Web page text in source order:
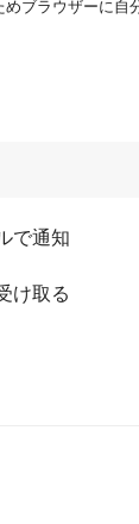
ブラウザーに自
で通知
け取る